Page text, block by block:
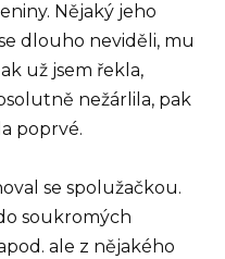
Nějaký jeho
dlouho neviděli, mu
už jsem řekla,
nežárlila, pak
poprvé.
se spolužačkou.
soukromých
ale z nějakého